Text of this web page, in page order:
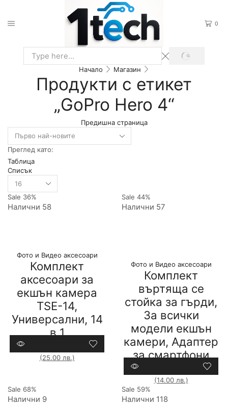
0
Начало Магазин
Продукти с етикет
„GoPro Hero 4“
Предишна страница
Преглед като:
Таблица
Списък
Sale 36%
Налични 58
Compare
Фото и Видео аксесоари
Комплект
аксесоари за
екшън камера
TSE-14,
Универсални, 14
в 1
19,94 12,78
(25.00 лв.)
Sale 44%
Налични 57
Compare
Фото и Видео аксесоари
Комплект
въртяща се
стойка за гърди,
За всички
модели екшън
камери, Адаптер
за смартфони
12,78 7,16€
(14.00 лв.)
Sale 68%
Налични 9
Sale 59%
Налични 118